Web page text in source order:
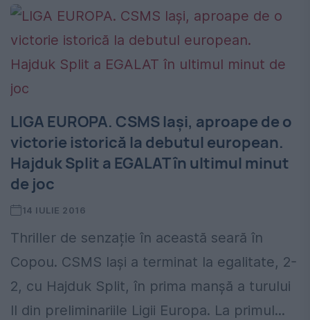
LIGA EUROPA. CSMS Iași, aproape de o
victorie istorică la debutul european.
Hajduk Split a EGALAT în ultimul minut
de joc
14 IULIE 2016
Thriller de senzație în această seară în
Copou. CSMS Iași a terminat la egalitate, 2-
2, cu Hajduk Split, în prima manșă a turului
II din preliminariile Ligii Europa. La primul...